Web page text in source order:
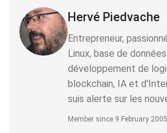
Hervé Piedvache
Entrepreneur,
Linux, base de
développement de
blockchain, IA et
suis alerte sur les
Member since 9 February 2005